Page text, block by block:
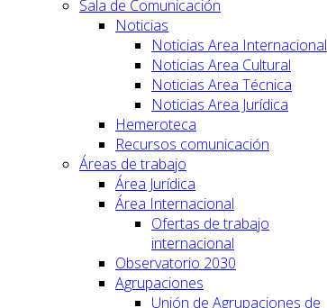
Sala de Comunicación
Noticias
Noticias Area Internacional
Noticias Area Cultural
Noticias Area Técnica
Noticias Area Jurídica
Hemeroteca
Recursos comunicación
Áreas de trabajo
Área Jurídica
Área Internacional
Ofertas de trabajo
internacional
Observatorio 2030
Agrupaciones
Unión de Agrupaciones de